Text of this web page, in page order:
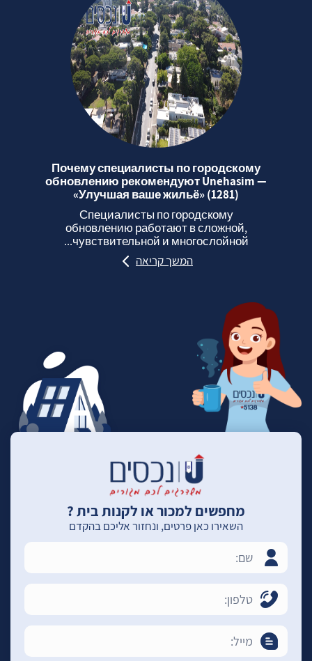
Почему специалисты по городскому
обновлению рекомендуют Unehasim —
«Улучшая ваше жильё» (1281)
Специалисты по городскому
обновлению работают в сложной,
чувствительной и многослойной...
המשך קריאה
מחפשים למכור או לקנות בית ?
השאירו כאן פרטים, ונחזור אליכם בהקדם